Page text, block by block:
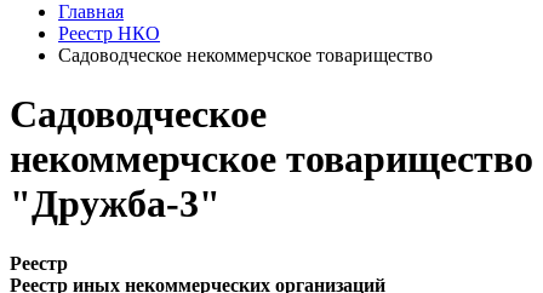
Главная
Реестр НКО
Садоводческое некоммерчское товарищество
Садоводческое
некоммерчское товарищество
"Дружба-3"
Реестр
Реестр иных некоммерческих организаций